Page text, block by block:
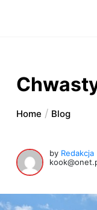
Home Blog
by Redakcja